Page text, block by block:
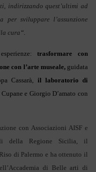
indirizzando quest’ultimi ad
sviluppare l’assunzione
cura “
trasformare con
con l’arte museale, guidata
Cassarà, il laboratorio di
e Giorgio D’amato con
con Associazioni AISF e
della Regione Sicilia,
il
di Palermo e ha ottenuto il
di Belle arti di